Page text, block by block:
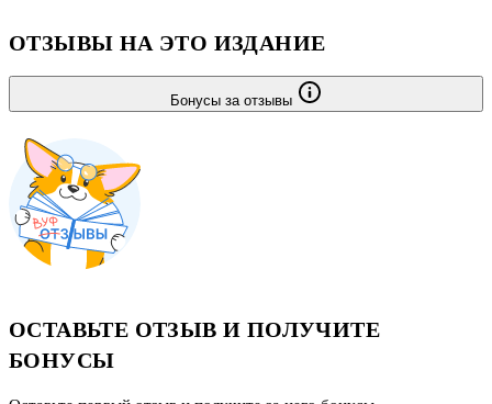
ОТЗЫВЫ НА ЭТО ИЗДАНИЕ
Бонусы за отзывы
ОСТАВЬТЕ ОТЗЫВ И ПОЛУЧИТЕ
БОНУСЫ